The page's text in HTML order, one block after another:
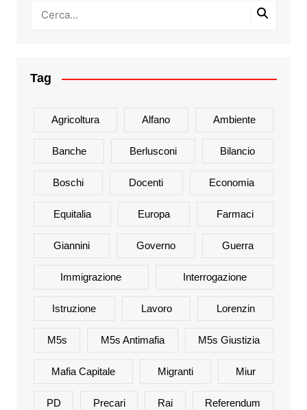
Tag
Agricoltura Alfano Ambiente
Banche Berlusconi Bilancio
Boschi Docenti Economia
Equitalia Europa Farmaci
Giannini Governo Guerra
Immigrazione Interrogazione
Istruzione Lavoro Lorenzin
M5s M5s Antimafia M5s Giustizia
Mafia Capitale Migranti Miur
PD Precari Rai Referendum